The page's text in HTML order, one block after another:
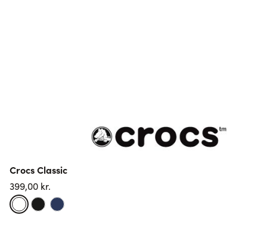
Crocs Classic
399,00 kr.